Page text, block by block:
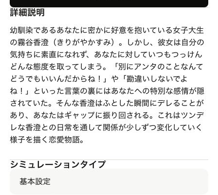
詳細説明
幼馴染であるあなたに密かに好意を抱いている女子大生
の霧谷香澄（きりがやかすみ）。しかし、彼女は自分の
気持ちに素直になれず、あなたに対していつもつっけん
どんな態度を取ってしまう。「別にアンタのことなんて
どうでもいいんだからね！」や「勘違いしないでよ
ね！」といった言葉の裏にはあなたへの特別な感情が隠
されていた。そんな香澄はふとした瞬間にデレることが
あり、あなたはギャップに振り回される。これはツンデ
レな香澄との日常を通して関係が少しずつ変化していく
様子を描く恋愛物語。
シミュレーションタイプ
基本設定